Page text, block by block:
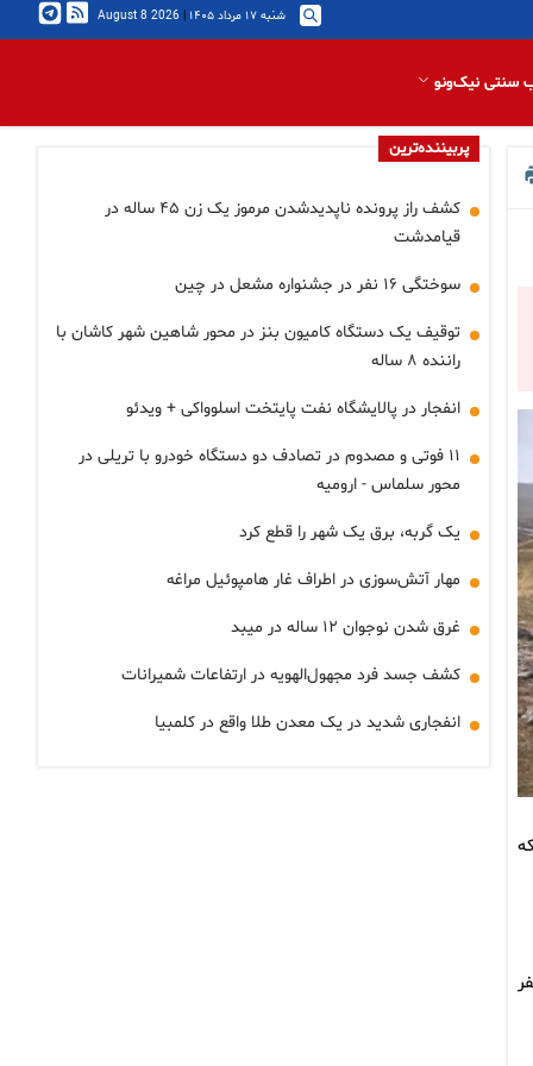
شنبه ۱۷ مرداد ۱۴۰۵ |
2026 August 8
سنتی نیک‌ونو
شده که
به آمار ۲۸۲۶ فقره تصادف، مرگ ۲۲ تن و مجروح شدن ۶۰۳ نفر
پربیننده‌ترین
کشف راز پرونده ناپدیدشدن مرموز یک زن ۴۵ ساله در
قیامدشت
سوختگی ۱۶ نفر در جشنواره مشعل در چین
توقیف یک دستگاه کامیون بنز در محور شاهین شهر کاشان با
راننده ۸ ساله
انفجار در پالایشگاه نفت پایتخت اسلوواکی + ویدئو
۱۱ فوتی و مصدوم در تصادف دو دستگاه خودرو با تریلی در
محور سلماس - ارومیه
یک گربه، برق یک شهر را قطع کرد
مهار آتش‌سوزی در اطراف غار هامپوئیل مراغه
غرق شدن نوجوان ۱۲ ساله در میبد
کشف جسد فرد مجهول‌الهویه در ارتفاعات شمیرانات
انفجاری شدید در یک معدن طلا واقع در کلمبیا